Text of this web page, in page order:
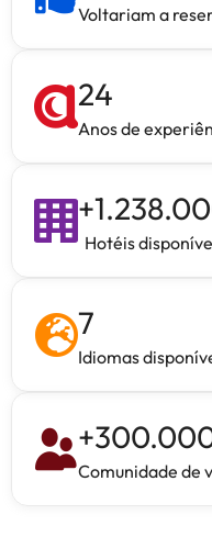
Voltariam a
24
Anos de
+
Hotéis
7
Idiomas
+
Comunidade de